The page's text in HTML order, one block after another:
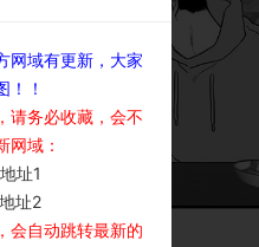
网域有更新，大家
！！
请务必收藏，会不
网域：
址1
址2
会自动跳转最新的